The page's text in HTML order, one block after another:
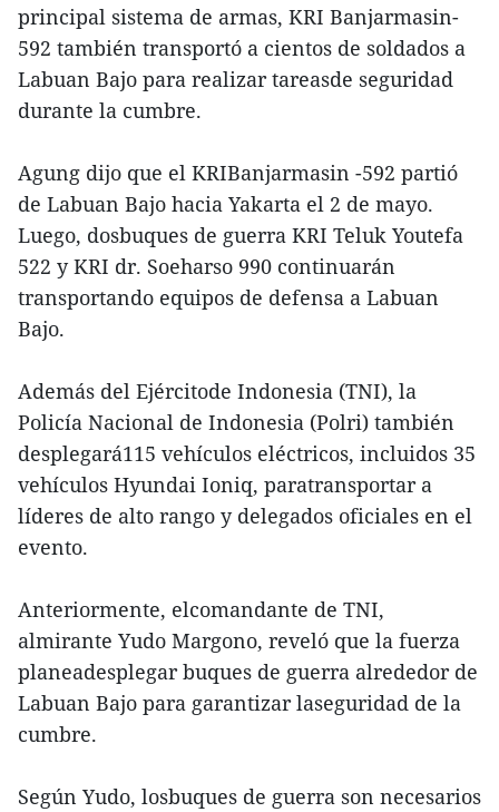
principal sistema de armas, KRI Banjarmasin-
592 también transportó a cientos de soldados a
Labuan Bajo para realizar tareasde seguridad
durante la cumbre.
Agung dijo que el KRIBanjarmasin -592 partió
de Labuan Bajo hacia Yakarta el 2 de mayo.
Luego, dosbuques de guerra KRI Teluk Youtefa
522 y KRI dr. Soeharso 990 continuarán
transportando equipos de defensa a Labuan
Bajo.
Además del Ejércitode Indonesia (TNI), la
Policía Nacional de Indonesia (Polri) también
desplegará115 vehículos eléctricos, incluidos 35
vehículos Hyundai Ioniq, paratransportar a
líderes de alto rango y delegados oficiales en el
evento.
Anteriormente, elcomandante de TNI,
almirante Yudo Margono, reveló que la fuerza
planeadesplegar buques de guerra alrededor de
Labuan Bajo para garantizar laseguridad de la
cumbre.
Según Yudo, losbuques de guerra son necesarios